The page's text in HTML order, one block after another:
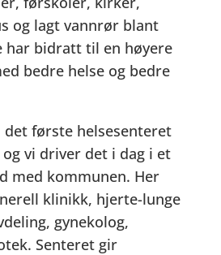
og lagt vannrør blant
har bidratt til en høyere
bedre helse og bedre
det første helsesenteret
vi driver det i dag i et
med kommunen. Her
klinikk, hjerte-lunge
gynekolog,
Senteret gir